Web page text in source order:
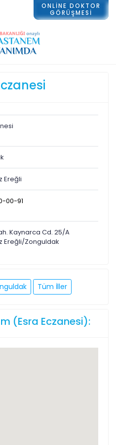
Ereğli
00-91
Kaynarca Cd. 25/A
Ereğli/Zonguldak
Tüm İller
(Esra Eczanesi):
ONLİNE DOKTOR
GÖRÜŞMESİ